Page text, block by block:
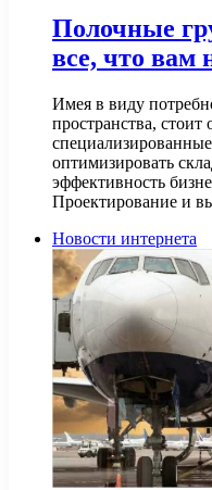
Полочные
все, что вам
Имея в виду
пространства,
оптимизировать
эффективность
Проектирование и
Новости интернета